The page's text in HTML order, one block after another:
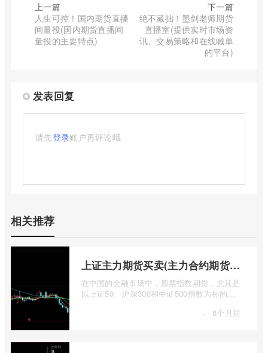
上一篇
人生可控！国内期货直播
间量投(国内期货直播间
量投的主要特点)
下一篇
绝不藏拙！墨剑老师期货
直播室(提供实时市场资
讯、交易策略和在线喊单
的平台)
发表回复
请先登录账户再评论哦
相关推荐
上证主力期货买卖(主力合约期货市场大盘)
在中国的金融市场中，股票指数期货，尤其是
以上证50、沪深300和中证500指数为标的的
· 8个月前